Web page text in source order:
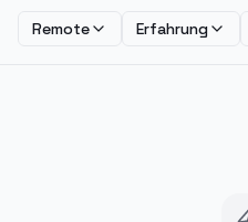
Remote Erfahrung